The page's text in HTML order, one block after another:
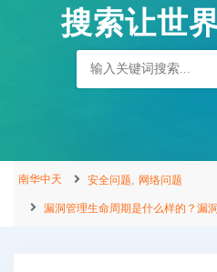
搜索让世
南华中天 安全问题, 网络问题
漏洞管理生命周期是什么样的？漏